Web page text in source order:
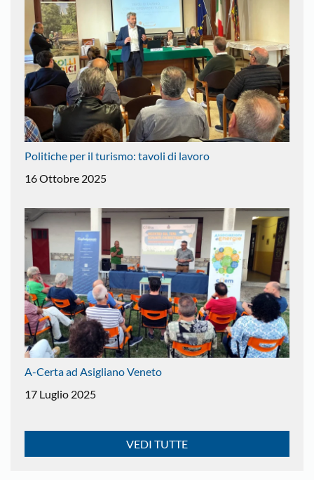
Politiche per il turismo: tavoli di lavoro
16 Ottobre 2025
A-Certa ad Asigliano Veneto
17 Luglio 2025
VEDI TUTTE